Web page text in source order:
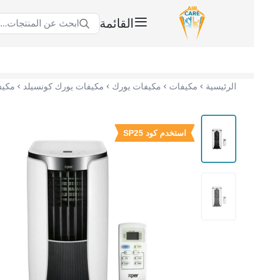
القائمة ابحث عن المنتجات...
الرئيسية مكيفات مكيفات يورك مكيفات يورك كونسيلد
استخدم كود SP25